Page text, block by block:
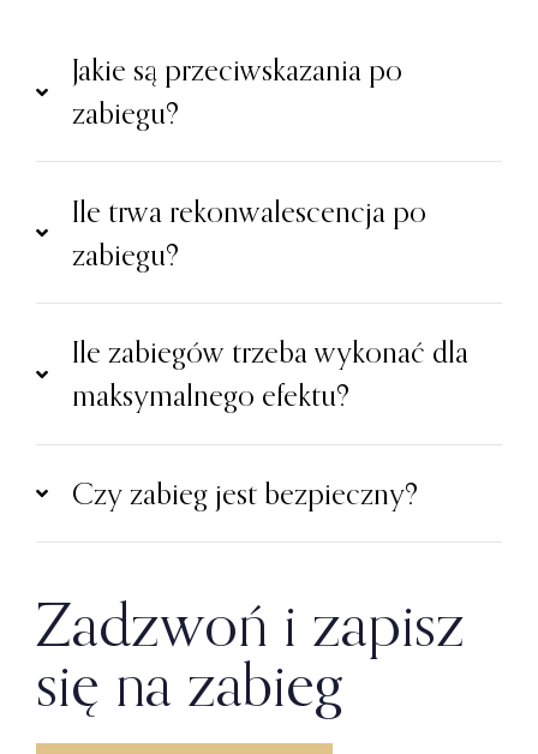
Jakie są przeciwskazania po
zabiegu?
Ile trwa rekonwalescencja po
zabiegu?
Ile zabiegów trzeba wykonać dla
maksymalnego efektu?
Czy zabieg jest bezpieczny?
Zadzwoń i zapisz
się na zabieg